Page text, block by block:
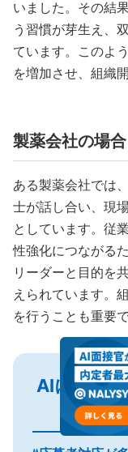
いました。その結
う習慣が芽生え、
ています。このよ
を増加させ、組織
製薬会社の場合
ある製薬会社では
士が話し合い、現
としています。従
性強化につながる
リーダーと目的を
えられています。
を行うことも重要で
AIによる